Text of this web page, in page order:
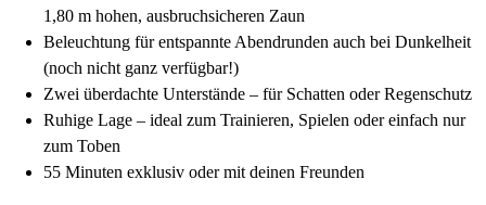
1,80 m hohen, ausbruchsicheren Zaun
Beleuchtung für entspannte Abendrunden auch bei Dunkelheit
(noch nicht ganz verfügbar!)
Zwei überdachte Unterstände – für Schatten oder Regenschutz
Ruhige Lage – ideal zum Trainieren, Spielen oder einfach nur
zum Toben
55 Minuten exklusiv oder mit deinen Freunden